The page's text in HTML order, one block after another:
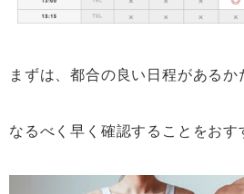
まずは、都合の良い日程があるか
なるべく早く確認することをおす